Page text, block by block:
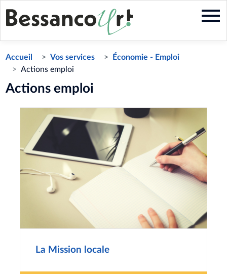
Aller
au
contenu
Accueil Vos services
Économie - Emploi
Actions emploi
Actions emploi
La Mission locale